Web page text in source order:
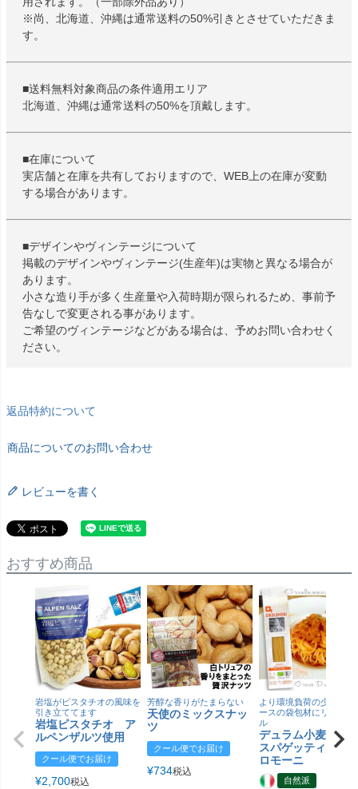
※尚、北海道、沖縄は通常送料の50%引きとさせていただきま
す。
■送料無料対象商品の条件適用エリア
北海道、沖縄は通常送料の50%を頂戴します。
■在庫について
実店舗と在庫を共有しておりますので、WEB上の在庫が変動
する場合があります。
■デザインやヴィンテージについて
掲載のデザインやヴィンテージ(生産年)は実物と異なる場合が
あります。
小さな造り手が多く生産量や入荷時期が限られるため、事前予
告なしで変更される事があります。
ご希望のヴィンテージなどがある場合は、予めお問い合わせく
ださい。
返品特約について
商品についてのお問い合わせ
レビューを書く
おすすめ商品
岩塩がピスタチオの風味を
引き立ててます
岩塩ピスタチオ ア
ルペンザルツ使用
クール便でお届け
¥2,700税込
芳醇な香りがたまらない
天使のミックスナッ
ツ
クール便でお届け
¥734税込
より環境負荷の少ない紙
ースの袋包材にリニュー
ル
デュラム小麦 有
スパゲッティ／ジ
ロモーニ
自然派